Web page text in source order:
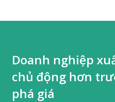
Doanh nghiệp
chủ động hơn
phá giá